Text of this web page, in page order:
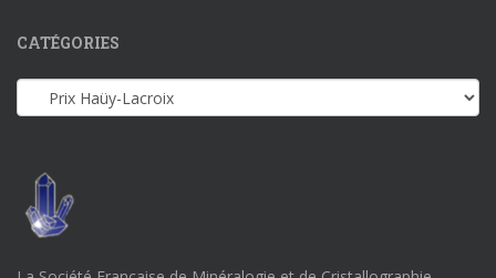
CATÉGORIES
Catégories